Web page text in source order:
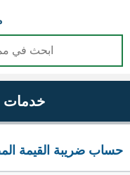
خدمات
حساب ضريبة القيمة